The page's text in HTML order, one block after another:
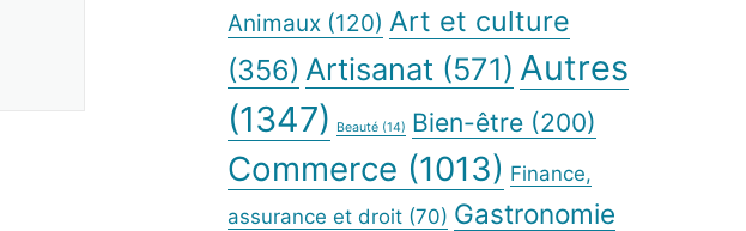
Animaux (120) Art et culture
(356) Artisanat (571) Autres
(1347)
Beauté (14) Bien-être (200)
Commerce (1013) Finance,
assurance et droit (70) Gastronomie